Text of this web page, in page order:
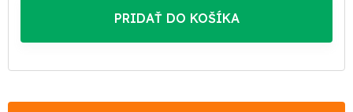
PRIDAŤ DO KOŠÍKA